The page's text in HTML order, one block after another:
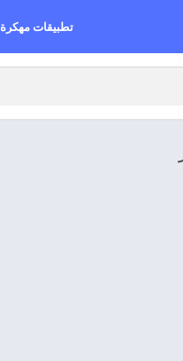
تطبيقات مهكرة